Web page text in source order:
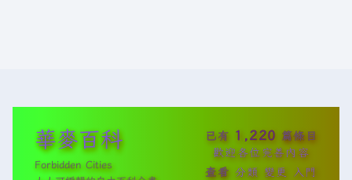
華麥百科
Forbidden Cities
已有 1,220 篇條目
歡迎各位完善內容
查看 分類 變更 入門